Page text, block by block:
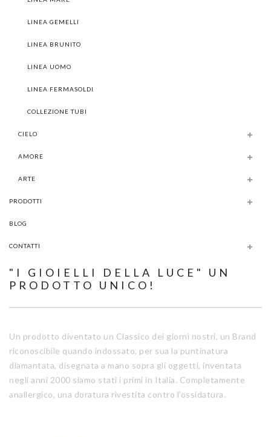
LINEA GEMELLI
LINEA BRUNITO
LINEA UOMO
LINEA FERMASOLDI
COLLEZIONE TUBI
CIELO
AMORE
ARTE
PRODOTTI
BLOG
CONTATTI
"I GIOIELLI DELLA LUCE" UN
PRODOTTO UNICO!
Un prodotto diventato un Classico dei giorni nostri, un Brand
riconoscibile quando indossato, per sua la puntinatura
diamantata, disegnata a mano sopra gli oggetti, inventata
negli anni 2000 siamo stati i primi in Italia. Completamente
anallergico, una doratura rivestita contro l'ossidatura.